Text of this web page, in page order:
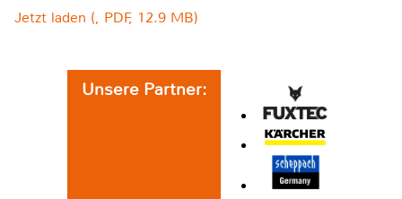
Jetzt laden (, PDF, 12.9 MB)
Unsere Partner: